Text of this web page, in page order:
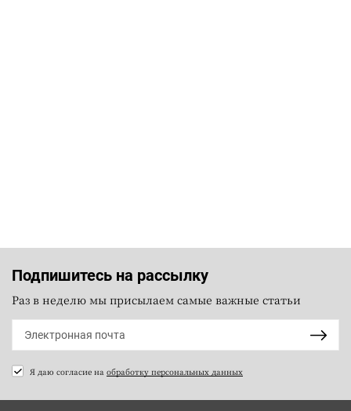
Подпишитесь на рассылку
Раз в неделю мы присылаем самые важные статьи
Я даю согласие на обработку персональных данных